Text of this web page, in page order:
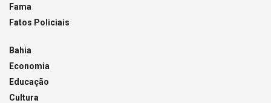
Fama
Fatos Policiais
Bahia
Economia
Educação
Cultura